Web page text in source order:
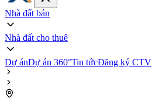
Nhà đất bán
Nhà đất cho thuê
Dự ánDự án 360°Tin tứcĐăng ký CTV